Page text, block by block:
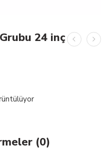
24 inç
(0)